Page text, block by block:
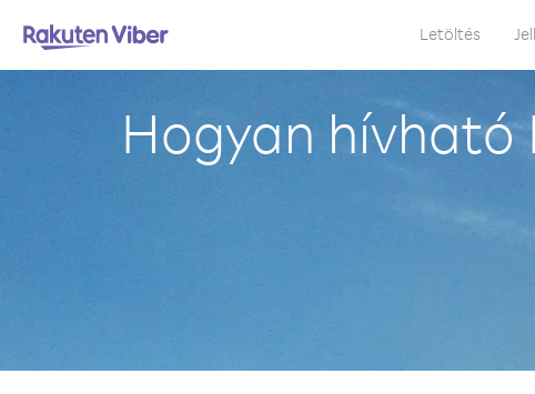
Letöltés
Hogyan hívható